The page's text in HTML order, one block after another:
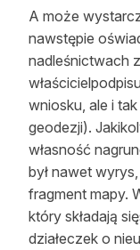
A może
nawstępie
nadleśnictwach
wniosku, ale i
geodezji).
własność
był nawet
fragment mapy.
który składają
działeczek o